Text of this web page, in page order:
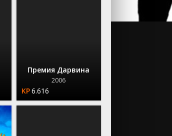
Премия Дарвина
2006
6.616